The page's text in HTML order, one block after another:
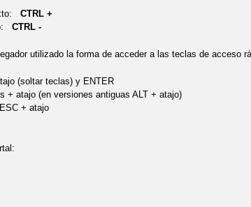
CTRL +
CTRL -
utilizado la forma de acceder a las teclas de acceso
(soltar teclas) y ENTER
+ atajo (en versiones antiguas ALT + atajo)
+ atajo